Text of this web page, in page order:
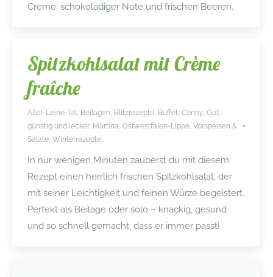
Creme, schokoladiger Note und frischen Beeren.
Spitzkohlsalat mit Crème
fraîche
Aller-Leine-Tal, Beilagen, Blitzrezepte, Buffet, Conny, Gut,
günstig und lecker, Martina, Ostwestfalen-Lippe, Vorspeisen &
Salate, Winterrezepte
In nur wenigen Minuten zauberst du mit diesem
Rezept einen herrlich frischen Spitzkohlsalat, der
mit seiner Leichtigkeit und feinen Würze begeistert.
Perfekt als Beilage oder solo – knackig, gesund
und so schnell gemacht, dass er immer passt!